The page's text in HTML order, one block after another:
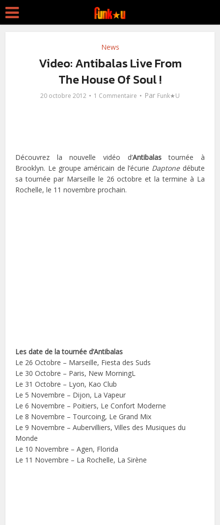
News
Video: Antibalas Live From
The House Of Soul !
20 octobre 2012 1 Commentaire Par Funk★U
Découvrez la nouvelle vidéo d’Antibalastournée à
Brooklyn. Le groupe américain de l’écurie Daptonedébute
sa tournée par Marseille le 26 octobre et la termine à La
Rochelle, le 11 novembre prochain.
Les date de la tournée d’Antibalas
Le 26 Octobre – Marseille, Fiesta des Suds
Le 30 Octobre – Paris, New MorningL
Le 31 Octobre – Lyon, Kao Club
Le 5 Novembre – Dijon, La Vapeur
Le 6 Novembre – Poitiers, Le Confort Moderne
Le 8 Novembre – Tourcoing, Le Grand Mix
Le 9 Novembre – Aubervilliers, Villes des Musiques du
Monde
Le 10 Novembre – Agen, Florida
Le 11 Novembre – La Rochelle, La Sirène